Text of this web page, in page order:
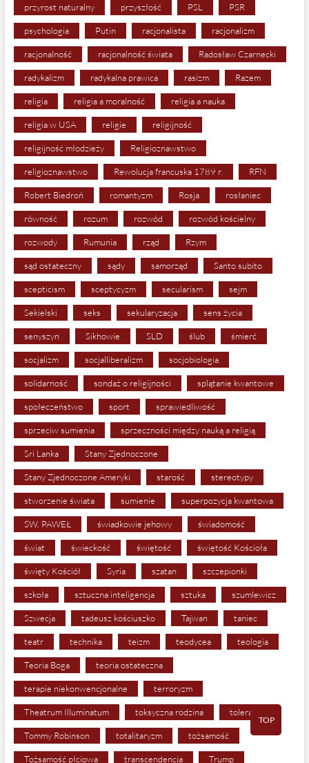
przyrost naturalny przyszłość PSL PSR
psychologia Putin racjonalista racjonalizm
racjonalność racjonalność świata Radosław Czarnecki
radykalizm radykalna prawica rasizm Razem
religia religia a moralność religia a nauka
religia w USA religie religijność
religijność młodzieży Religioznawstwo
religioznawstwo Rewolucja francuska 1789 r. RFN
Robert Biedroń romantyzm Rosja rosłaniec
równość rozum rozwód rozwód kościelny
rozwody Rumunia rząd Rzym
sąd ostateczny sądy samorząd Santo subito
scepticism sceptycyzm secularism sejm
Sekielski seks sekularyzacja sens życia
senyszyn Sikhowie SLD ślub śmierć
socjalizm socjalliberalizm socjobiologia
solidarność sondaż o religijności splątanie kwantowe
społeczeństwo sport sprawiedliwość
sprzeciw sumienia sprzeczności między nauką a religią
Sri Lanka Stany Zjednoczone
Stany Zjednoczone Ameryki starość stereotypy
stworzenie świata sumienie superpozycja kwantowa
ŚW. PAWEŁ świadkowie jehowy świadomość
świat świeckość świętość świętość Kościoła
święty Kościół Syria szatan szczepionki
szkoła sztuczna inteligencja sztuka szumlewicz
Szwecja tadeusz kościuszko Tajwan taniec
teatr technika teizm teodycea teologia
Teoria Boga teoria ostateczna
terapie niekonwencjonalne terroryzm
Theatrum Illuminatum toksyczna rodzina tolerancja
Tommy Robinson totalitaryzm tożsamość
Tożsamość płciowa transcendencja Trump
TOP